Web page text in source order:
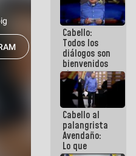
hegemónica?
(1)
Cabello:
Todos los
diálogos son
bienvenidos
siempre que
estén en el
marco de la
Constitución
de la
República
Cabello al
palangrista
Avendaño:
Lo que